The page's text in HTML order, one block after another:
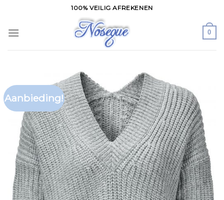
content
100% VEILIG AFREKENEN
0
Aanbieding!